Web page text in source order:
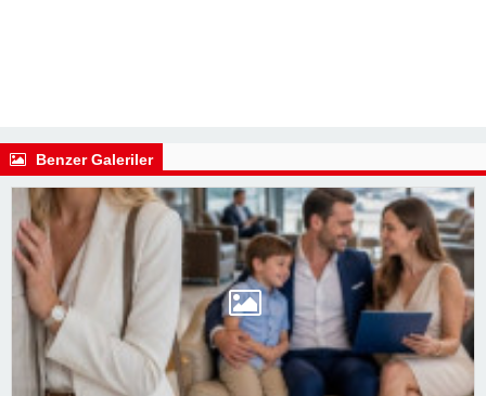
Benzer Galeriler